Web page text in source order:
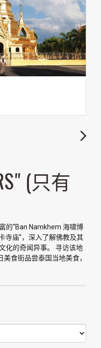
(只有
的“Ban Namkhem 海啸博
寺庙”，深入了解佛教及其
化的奇闻异事。 寻访该地
美食街品尝泰国当地美食，